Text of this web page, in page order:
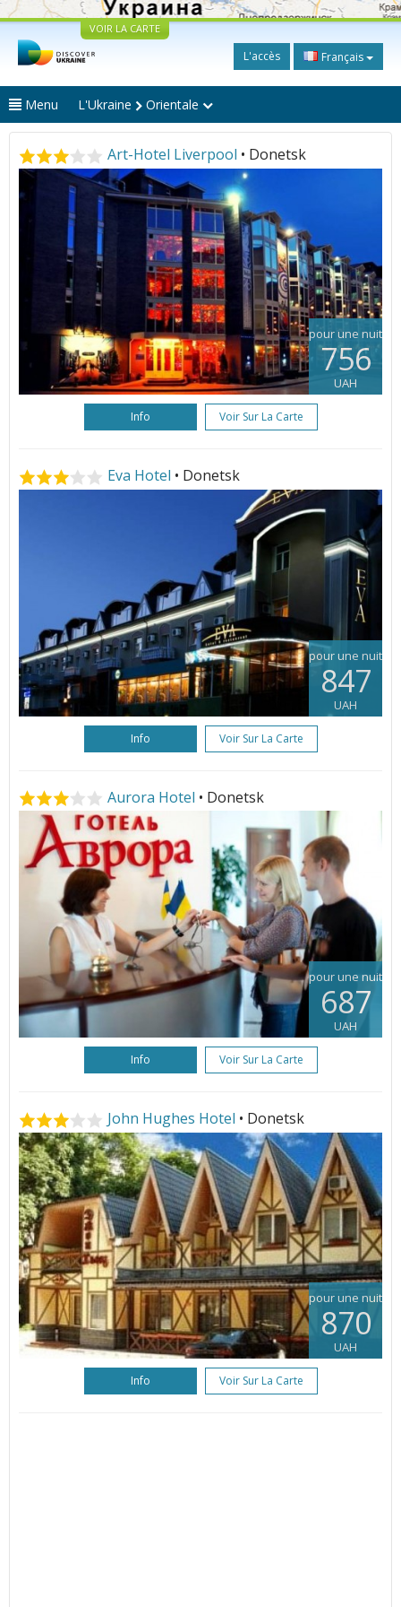
VOIR LA CARTE
L'accès Français
Menu L'Ukraine Orientale
Art-Hotel Liverpool • Donetsk
pour une nuit
756
UAH
Info Voir Sur La Carte
Eva Hotel • Donetsk
pour une nuit
847
UAH
Info Voir Sur La Carte
Aurora Hotel • Donetsk
pour une nuit
687
UAH
Info Voir Sur La Carte
John Hughes Hotel • Donetsk
pour une nuit
870
UAH
Info Voir Sur La Carte